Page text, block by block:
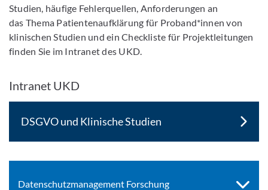
Studien, häufige Fehlerquellen, Anforderungen an
das Thema Patientenaufklärung für Proband*innen von
klinischen Studien und ein Checkliste für Projektleitungen
finden Sie im Intranet des UKD.
Intranet UKD
DSGVO und Klinische Studien
Datenschutzmanagement Forschung